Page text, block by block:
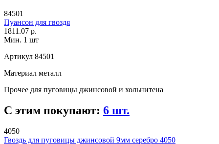
84501
Пуансон для гвоздя
1811.07 р.
Мин. 1 шт
Артикул 84501
Материал металл
Прочее для пуговицы джинсовой и хольнитена
С этим покупают: 6 шт.
4050
Гвоздь для пуговицы джинсовой 9мм серебро 4050